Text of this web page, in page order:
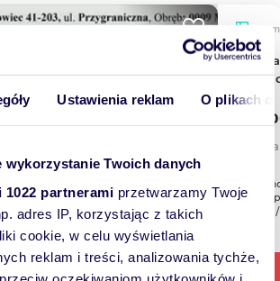
Ustawienia reklam O plikach
wykorzystanie Twoich danych
1022 partnerami przetwarzamy Twoje
adres IP, korzystając z takich
cookie, w celu wyświetlania
reklam i treści, analizowania tychże,
m
Działka 598 m² pod dom w Sosnowcu (media,
blisko
83
łącznej
nr